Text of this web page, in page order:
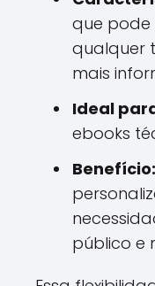
que
qualquer
mais
Ideal
ebooks
Benefício:
público e